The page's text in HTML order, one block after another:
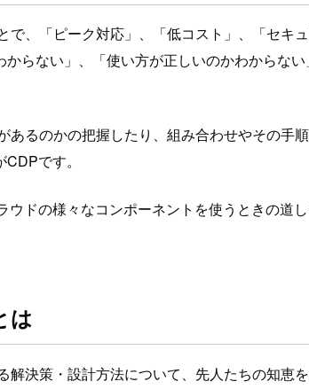
、「ピーク対応」、「低コスト」、「セキ
らない」、「使い方が正しいのかわからな
るのかの把握したり、組み合わせやその
です。
ドの様々なコンポーネントを使うときの道
は
解決策・設計方法について、先人たちの知恵